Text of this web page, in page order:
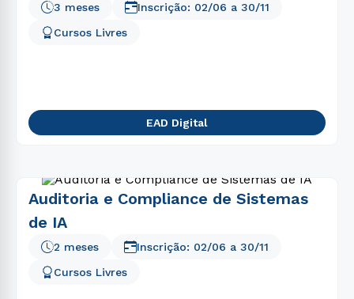
Cursos Livres
3 meses Inscrição: 02/06 a 30/11
EAD Digital
Auditoria e Compliance de Sistemas
de IA
2 meses
Cursos Livres
Inscrição: 02/06 a 30/11